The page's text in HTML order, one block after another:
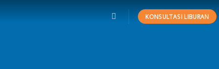
KONSULTASI LIBURAN